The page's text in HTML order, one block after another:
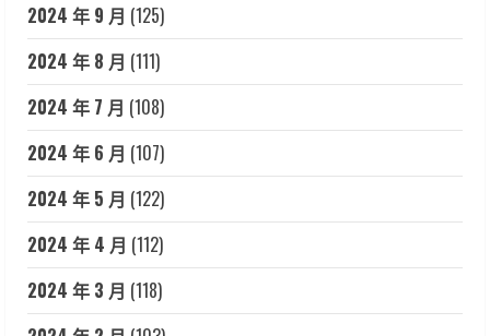
2024 年 9 月 (125)
2024 年 8 月 (111)
2024 年 7 月 (108)
2024 年 6 月 (107)
2024 年 5 月 (122)
2024 年 4 月 (112)
2024 年 3 月 (118)